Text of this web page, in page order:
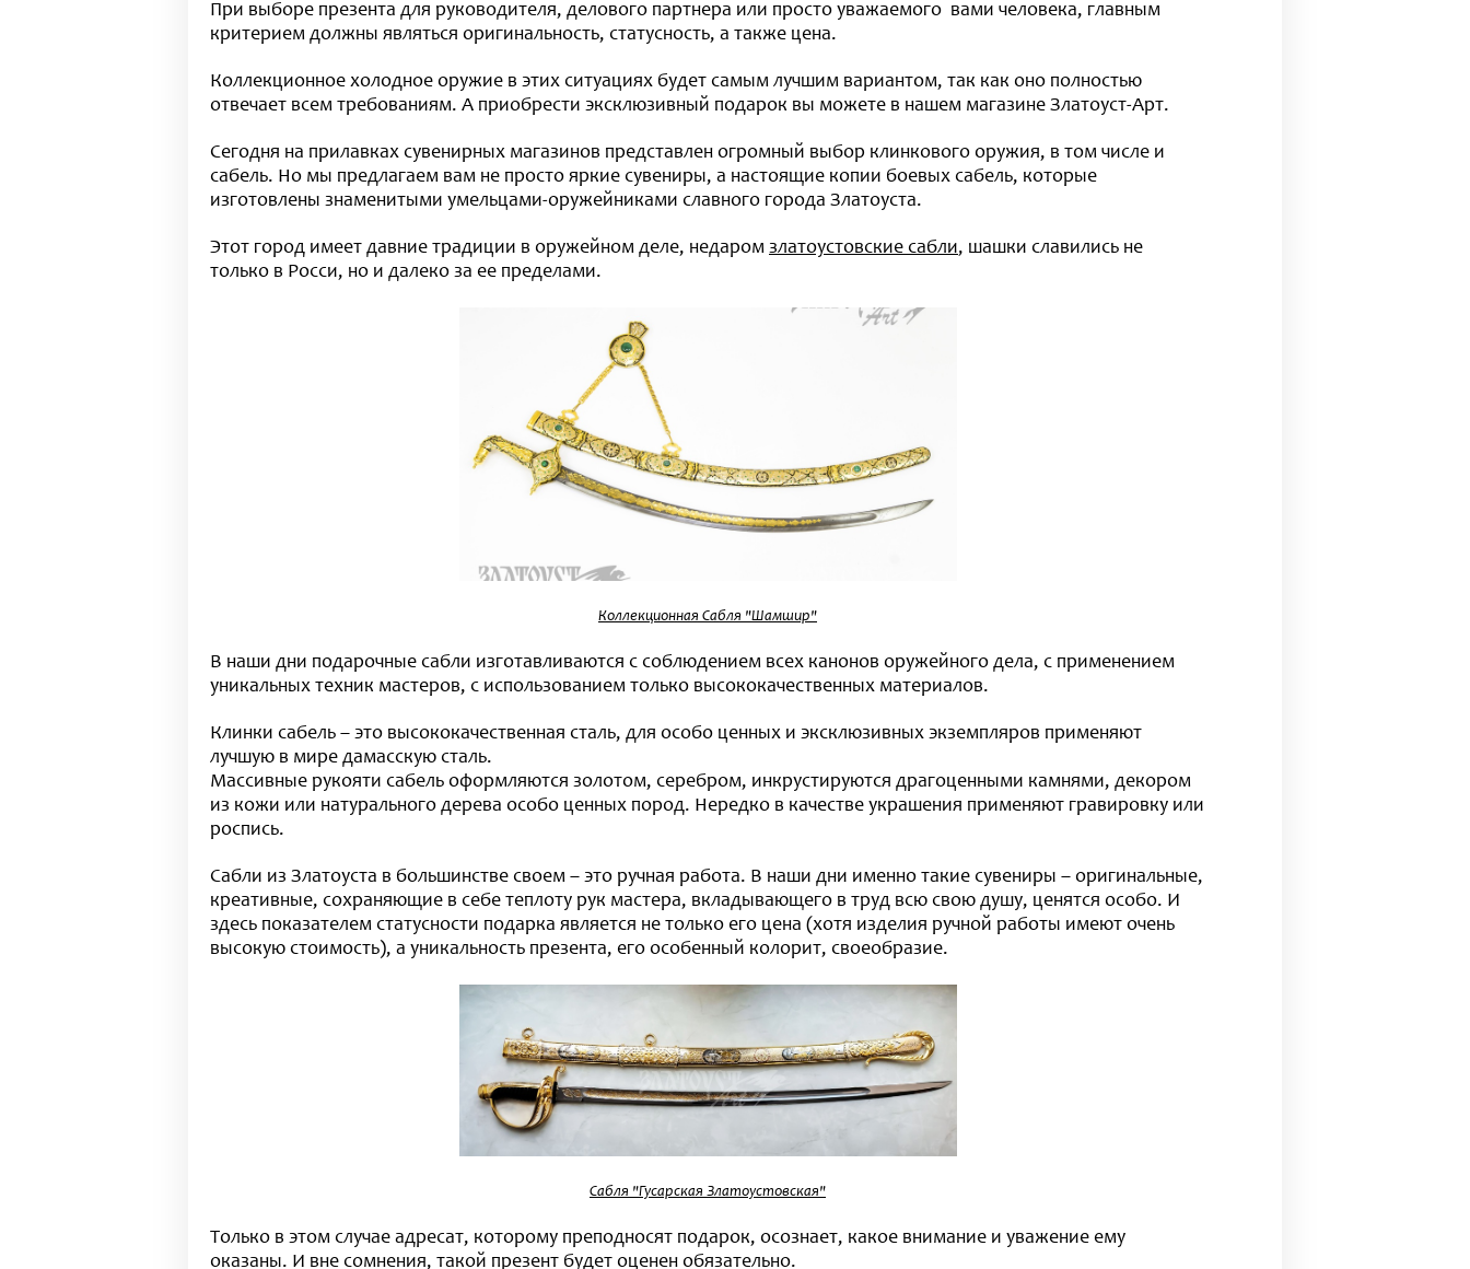
При выборе презента для руководителя, делового партнера или просто уважаемого вами человека, главным
критерием должны являться оригинальность, статусность, а также цена.
Коллекционное холодное оружие в этих ситуациях будет самым лучшим вариантом, так как оно полностью
отвечает всем требованиям. А приобрести эксклюзивный подарок вы можете в нашем магазине Златоуст-Арт.
Сегодня на прилавках сувенирных магазинов представлен огромный выбор клинкового оружия, в том числе и
сабель. Но мы предлагаем вам не просто яркие сувениры, а настоящие копии боевых сабель, которые
изготовлены знаменитыми умельцами-оружейниками славного города Златоуста.
Этот город имеет давние традиции в оружейном деле, недаром златоустовские сабли, шашки славились не
только в Росси, но и далеко за ее пределами.
Коллекционная Сабля "Шамшир"
В наши дни подарочные сабли изготавливаются с соблюдением всех канонов оружейного дела, с применением
уникальных техник мастеров, с использованием только высококачественных материалов.
Клинки сабель – это высококачественная сталь, для особо ценных и эксклюзивных экземпляров применяют
лучшую в мире дамасскую сталь.
Массивные рукояти сабель оформляются золотом, серебром, инкрустируются драгоценными камнями, декором
из кожи или натурального дерева особо ценных пород. Нередко в качестве украшения применяют гравировку или
роспись.
Сабли из Златоуста в большинстве своем – это ручная работа. В наши дни именно такие сувениры – оригинальные,
креативные, сохраняющие в себе теплоту рук мастера, вкладывающего в труд всю свою душу, ценятся особо. И
здесь показателем статусности подарка является не только его цена (хотя изделия ручной работы имеют очень
высокую стоимость), а уникальность презента, его особенный колорит, своеобразие.
Сабля "Гусарская Златоустовская"
Только в этом случае адресат, которому преподносят подарок, осознает, какое внимание и уважение ему
оказаны. И вне сомнения, такой презент будет оценен обязательно.